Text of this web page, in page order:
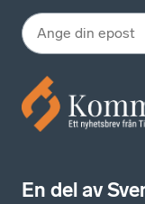
En del av